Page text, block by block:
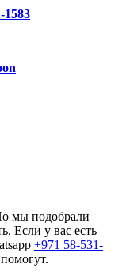
1583
мы подобрали
Если у вас есть
+971 58-531-